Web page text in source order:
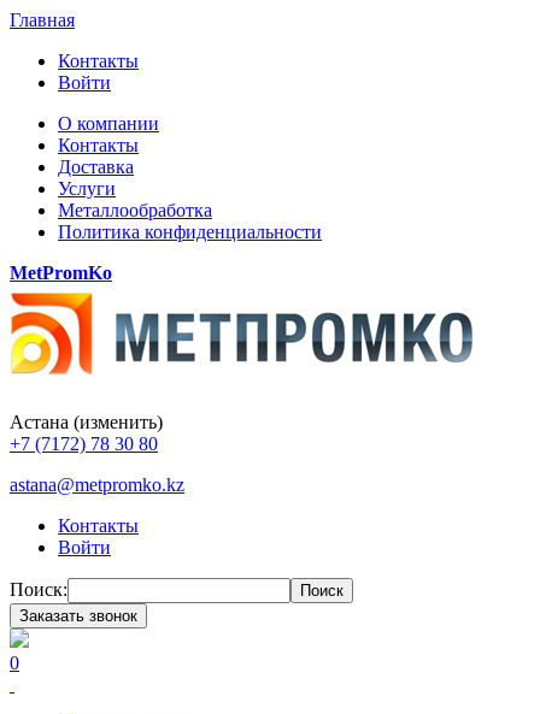
Главная
Контакты
Войти
О компании
Контакты
Доставка
Услуги
Металлообработка
Политика конфиденциальности
MetPromKo
Астана (изменить)
+7 (7172) 78 30 80
astana@metpromko.kz
Контакты
Войти
Поиск:
Поиск
Заказать звонок
0